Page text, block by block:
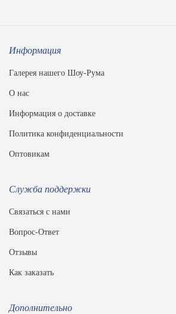
Информация
Галерея нашего Шоу-Рума
О нас
Информация о доставке
Политика конфиденциальности
Оптовикам
Служба поддержки
Связаться с нами
Вопрос-Ответ
Отзывы
Как заказать
Дополнительно